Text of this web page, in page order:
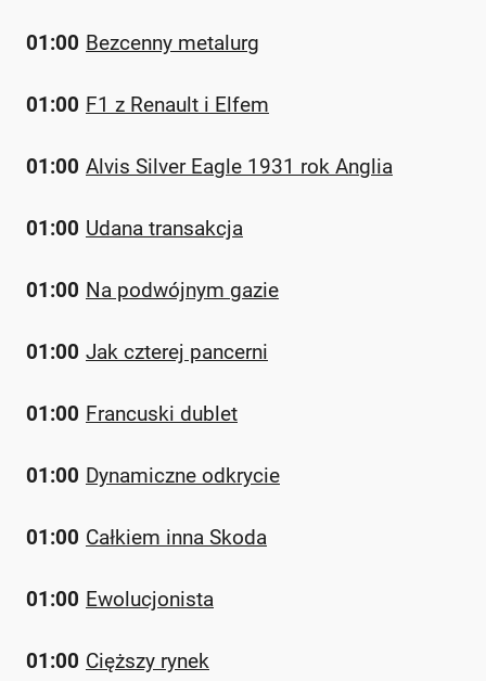
01:00 Bezcenny metalurg
01:00 F1 z Renault i Elfem
01:00 Alvis Silver Eagle 1931 rok Anglia
01:00 Udana transakcja
01:00 Na podwójnym gazie
01:00 Jak czterej pancerni
01:00 Francuski dublet
01:00 Dynamiczne odkrycie
01:00 Całkiem inna Skoda
01:00 Ewolucjonista
01:00 Cięższy rynek